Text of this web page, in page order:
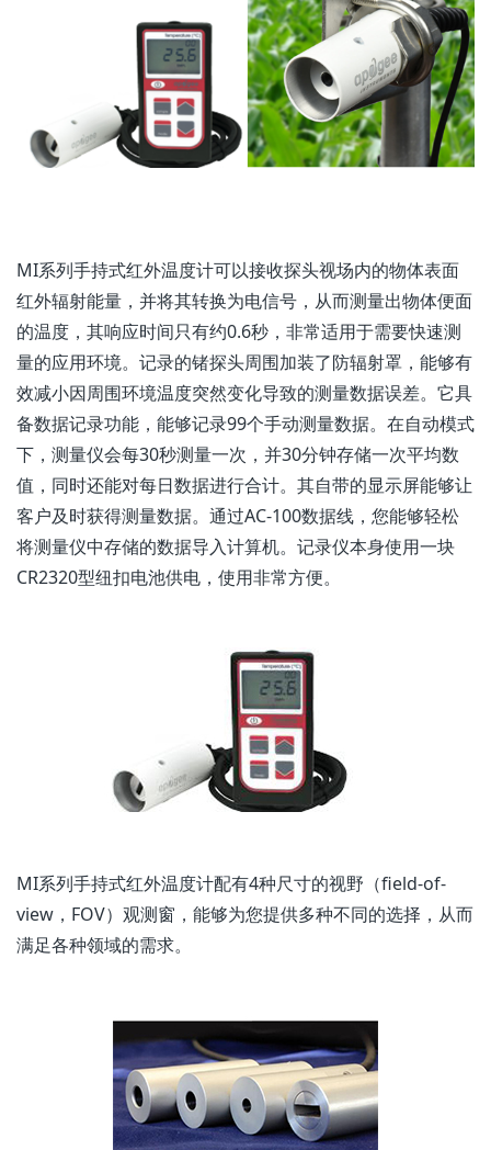
MI系列手持式红外温度计可以接收探头视场内的物体表面
红外辐射能量，并将其转换为电信号，从而测量出物体便面
的温度，其响应时间只有约0.6秒，非常适用于需要快速测
量的应用环境。记录的锗探头周围加装了防辐射罩，能够有
效减小因周围环境温度突然变化导致的测量数据误差。它具
备数据记录功能，能够记录99个手动测量数据。在自动模式
下，测量仪会每30秒测量一次，并30分钟存储一次平均数
值，同时还能对每日数据进行合计。其自带的显示屏能够让
客户及时获得测量数据。通过AC-100数据线，您能够轻松
将测量仪中存储的数据导入计算机。记录仪本身使用一块
CR2320型纽扣电池供电，使用非常方便。
MI系列手持式红外温度计配有4种尺寸的视野（field-of-
view，FOV）观测窗，能够为您提供多种不同的选择，从而
满足各种领域的需求。